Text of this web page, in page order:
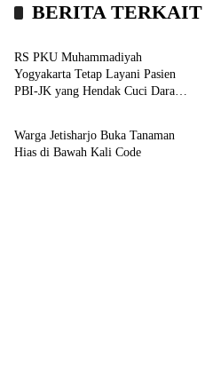
BERITA TERKAIT
Headline
RS PKU Muhammadiyah
Yogyakarta Tetap Layani Pasien
PBI-JK yang Hendak Cuci Darah,
Hiburan
Warga Jetisharjo Buka Tanaman
Hias di Bawah Kali Code